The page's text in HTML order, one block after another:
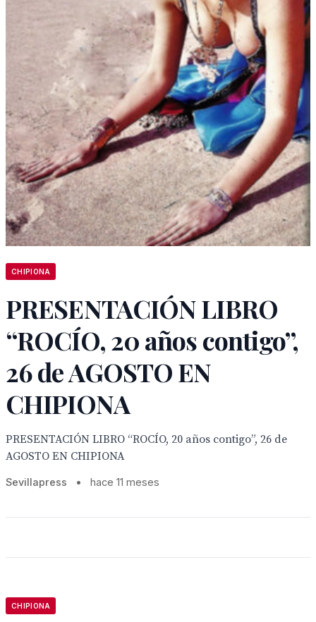
CHIPIONA
PRESENTACIÓN LIBRO
“ROCÍO, 20 años contigo”,
26 de AGOSTO EN
CHIPIONA
PRESENTACIÓN LIBRO “ROCÍO, 20 años contigo”, 26 de
AGOSTO EN CHIPIONA
Sevillapress • hace 11 meses
CHIPIONA